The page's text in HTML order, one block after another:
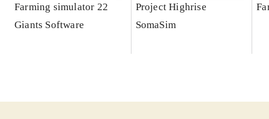
Farming simulator 22
Giants Software
Project Highrise
SomaSim